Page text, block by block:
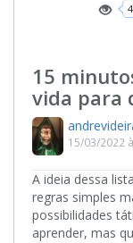
15
vida para
15/03/2022
A ideia dessa
regras simples
possibilidades
aprender, mas